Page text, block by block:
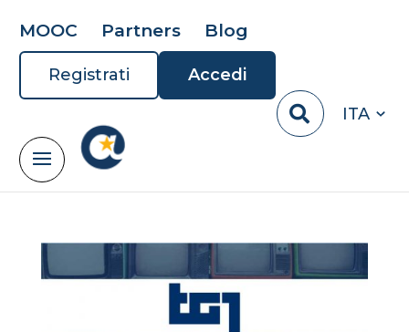
MOOC Partners Blog
Registrati
Accedi
ITA